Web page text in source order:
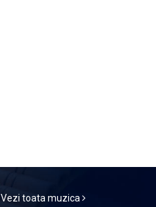
Vezi toata muzica